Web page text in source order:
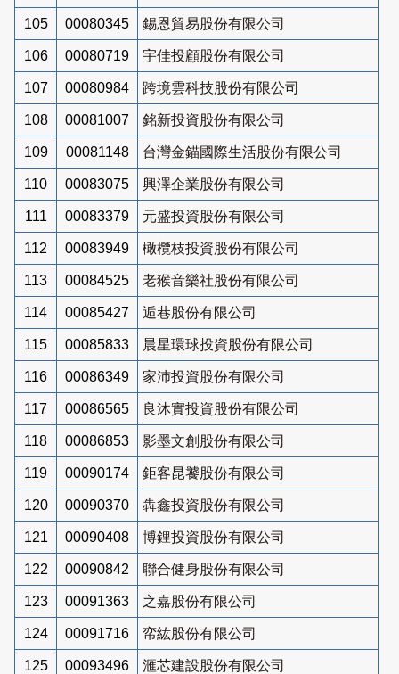
105 00080345 錫恩貿易股份有限公司
106 00080719 宇佳投顧股份有限公司
107 00080984 跨境雲科技股份有限公司
108 00081007 銘新投資股份有限公司
109 00081148 台灣金錨國際生活股份有限公司
110 00083075 興澤企業股份有限公司
111 00083379 元盛投資股份有限公司
112 00083949 橄欖枝投資股份有限公司
113 00084525 老猴音樂社股份有限公司
114 00085427 逅巷股份有限公司
115 00085833 晨星環球投資股份有限公司
116 00086349 家沛投資股份有限公司
117 00086565 良沐實投資股份有限公司
118 00086853 影墨文創股份有限公司
119 00090174 鉅客昆饕股份有限公司
120 00090370 犇鑫投資股份有限公司
121 00090408 博鋰投資股份有限公司
122 00090842 聯合健身股份有限公司
123 00091363 之嘉股份有限公司
124 00091716 帟紘股份有限公司
125 00093496 滙芯建設股份有限公司